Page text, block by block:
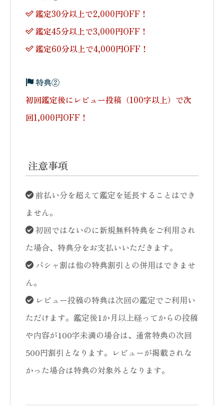
鑑定30分以上で2,000円OFF！
鑑定45分以上で3,000円OFF！
鑑定60分以上で4,000円OFF！
特典②
初回鑑定後にレビュー投稿（100字以上）で次
回1,000円OFF！
注意事項
前払い分を超えて鑑定を延長することはでき
ません。
初回ではないのに新規無料特典をご利用され
た場合、特典分をお支払いいただきます。
バシャ割は他の特典割引との併用はできませ
ん。
レビュー投稿の特典は次回の鑑定でご利用い
ただけます。鑑定後1か月以上経ってからの投稿
や内容が100字未満の場合は、通常特典の次回
500円割引となります。レビューが掲載されな
かった場合は特典の対象外となります。